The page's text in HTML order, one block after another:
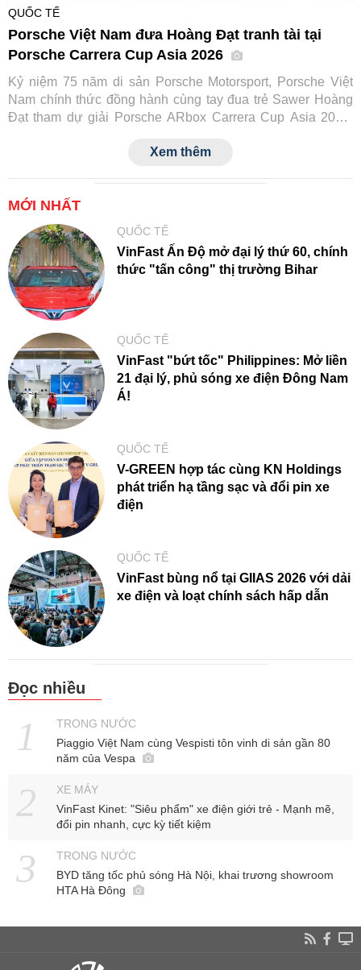
QUỐC TẾ
Porsche Việt Nam đưa Hoàng Đạt tranh tài tại
Porsche Carrera Cup Asia 2026
Kỷ niệm 75 năm di sản Porsche Motorsport, Porsche Việt
Nam chính thức đồng hành cùng tay đua trẻ Sawer Hoàng
Đạt tham dự giải Porsche ARbox Carrera Cup Asia 2026.
trường danh giá này, đồng thời đánh dấu cột mốc mới trong
Xem thêm
MỚI NHẤT
QUỐC TẾ
VinFast Ấn Độ mở đại lý thứ 60, chính
thức "tấn công" thị trường Bihar
QUỐC TẾ
VinFast "bứt tốc" Philippines: Mở liền
21 đại lý, phủ sóng xe điện Đông Nam
Á!
QUỐC TẾ
V-GREEN hợp tác cùng KN Holdings
phát triển hạ tầng sạc và đổi pin xe
điện
QUỐC TẾ
VinFast bùng nổ tại GIIAS 2026 với dải
xe điện và loạt chính sách hấp dẫn
Đọc nhiều
TRONG NƯỚC
Piaggio Việt Nam cùng Vespisti tôn vinh di sản gần 80
năm của Vespa
XE MÁY
VinFast Kinet: "Siêu phẩm" xe điện giới trẻ - Mạnh mẽ,
đổi pin nhanh, cực kỳ tiết kiệm
TRONG NƯỚC
BYD tăng tốc phủ sóng Hà Nội, khai trương showroom
HTA Hà Đông